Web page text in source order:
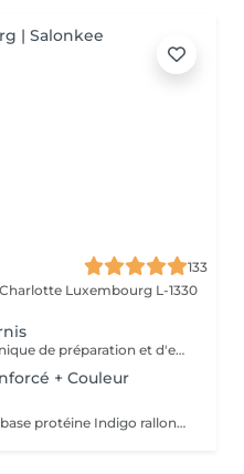
133
Luxembourg L-1330
La manucure russe est une technique de préparation et d'embellissement aussi précise qu'efficace, qui consiste à arranger et sculpter délicatement le contour de l'ongle à l'aide d'outils de précision spécialisés. Esthétique mais aussi pratique, ce travail à la base de l'ongle offre un résultat lisse et net : des contours parfaitement définis, des cuticules durablement éliminées, un gain de longueur... En bref, un aspect soigné pour résultat irréprochable. La formule révolutionnaire de la base protéine Indigo rallonge les ongles, les renforcent naturellement et répare les cassures. Le résultat ? De longs ongles fortifiés qui ne se fendent pas, un véritable soin précieux.
+ Couleur
La formule révolutionnaire de la base protéine Indigo rallonge les ongles, les renforcent naturellement et répare les cassures. Le résultat ? De longs ongles fortifiés qui ne se fendent pas, un véritable soin précieux.